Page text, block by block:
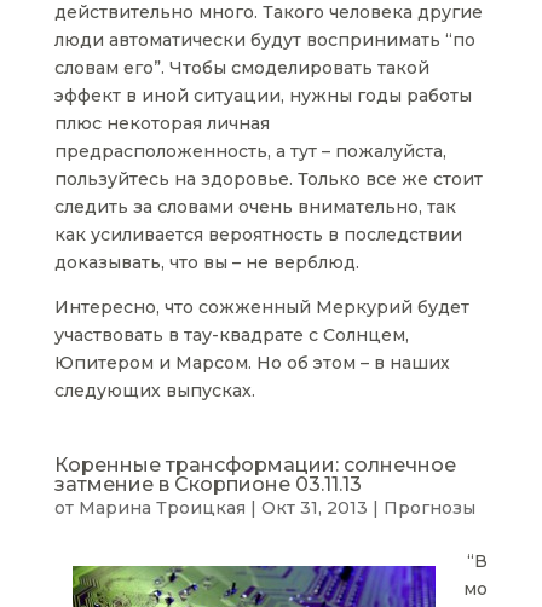
действительно много. Такого человека другие
люди автоматически будут воспринимать “по
словам его”. Чтобы смоделировать такой
эффект в иной ситуации, нужны годы работы
плюс некоторая личная
предрасположенность, а тут – пожалуйста,
пользуйтесь на здоровье. Только все же стоит
следить за словами очень внимательно, так
как усиливается вероятность в последствии
доказывать, что вы – не верблюд.
Интересно, что сожженный Меркурий будет
участвовать в тау-квадрате с Солнцем,
Юпитером и Марсом. Но об этом – в наших
следующих выпусках.
Коренные трансформации: солнечное
затмение в Скорпионе 03.11.13
от Марина Троицкая Окт 31, 2013 Прогнозы
“В
мо